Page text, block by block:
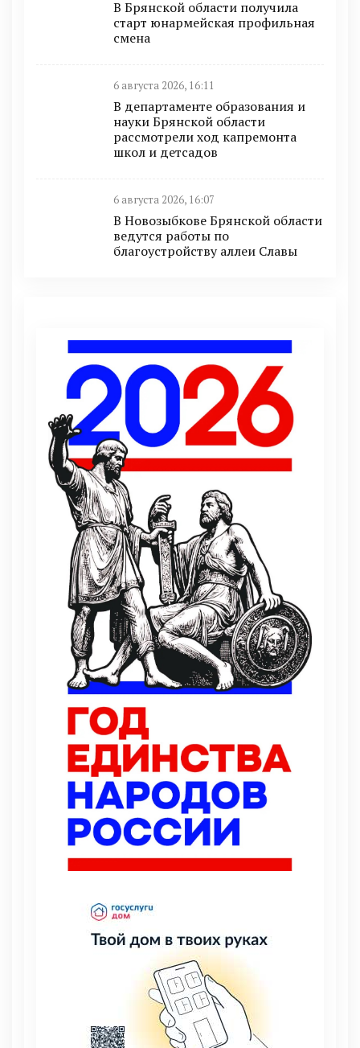
В Брянской области получила
старт юнармейская профильная
смена
6 августа 2026, 16:11
В департаменте образования и
науки Брянской области
рассмотрели ход капремонта
школ и детсадов
6 августа 2026, 16:07
В Новозыбкове Брянской области
ведутся работы по
благоустройству аллеи Славы